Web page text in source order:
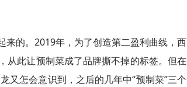
来的。2019年，为了创造第二盈利曲线，西
从此让预制菜成了品牌撕不掉的标签。但在
又怎会意识到，之后的几年中“预制菜”三个